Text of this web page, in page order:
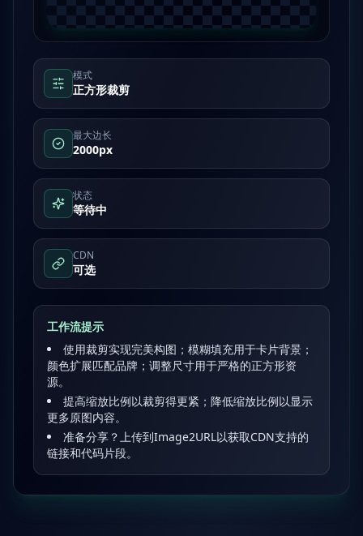
模式
正方形裁剪
最大边长
2000px
状态
等待中
CDN
可选
工作流提示
使用裁剪实现完美构图；模糊填充用于卡片背景；
颜色扩展匹配品牌；调整尺寸用于严格的正方形资
源。
提高缩放比例以裁剪得更紧；降低缩放比例以显示
更多原图内容。
准备分享？上传到Image2URL以获取CDN支持的
链接和代码片段。